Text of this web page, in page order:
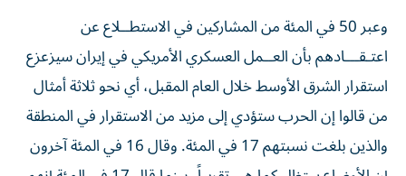
وعبر 50 في المئة من المشاركين في الاستطــلاع عن
اعتـقـــادهم بأن العــمل ‌العسكري الأمريكي في إيران سيزعزع
استقرار الشرق الأوسط ‌خلال العام المقبل، أي نحو ثلاثة أمثال
من قالوا إن الحرب ستؤدي إلى مزيد من الاستقرار في المنطقة
والذين بلغت نسبتهم 17 في المئة. وقال 16 في المئة آخرون